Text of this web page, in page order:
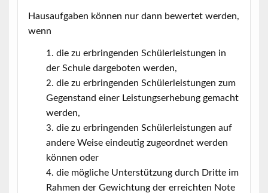
Hausaufgaben können nur dann bewertet werden,
wenn
die zu erbringenden Schülerleistungen in
der Schule dargeboten werden,
die zu erbringenden Schülerleistungen zum
Gegenstand einer Leistungserhebung gemacht
werden,
die zu erbringenden Schülerleistungen auf
andere Weise eindeutig zugeordnet werden
können oder
die mögliche Unterstützung durch Dritte im
Rahmen der Gewichtung der erreichten Note